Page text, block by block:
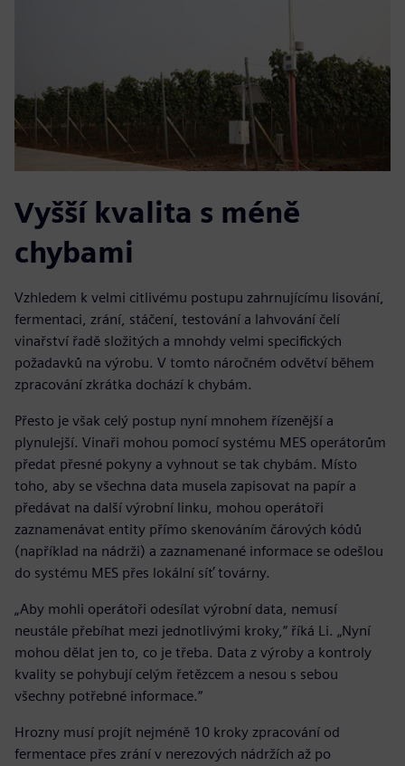
Vyšší kvalita s méně
chybami
Vzhledem k velmi citlivému postupu zahrnujícímu lisování,
fermentaci, zrání, stáčení, testování a lahvování čelí
vinařství řadě složitých a mnohdy velmi specifických
požadavků na výrobu. V tomto náročném odvětví během
zpracování zkrátka dochází k chybám.
Přesto je však celý postup nyní mnohem řízenější a
plynulejší. Vinaři mohou pomocí systému MES operátorům
předat přesné pokyny a vyhnout se tak chybám. Místo
toho, aby se všechna data musela zapisovat na papír a
předávat na další výrobní linku, mohou operátoři
zaznamenávat entity přímo skenováním čárových kódů
(například na nádrži) a zaznamenané informace se odešlou
do systému MES přes lokální síť továrny.
„Aby mohli operátoři odesílat výrobní data, nemusí
neustále přebíhat mezi jednotlivými kroky,“ říká Li. „Nyní
mohou dělat jen to, co je třeba. Data z výroby a kontroly
kvality se pohybují celým řetězcem a nesou s sebou
všechny potřebné informace.“
Hrozny musí projít nejméně 10 kroky zpracování od
fermentace přes zrání v nerezových nádržích až po